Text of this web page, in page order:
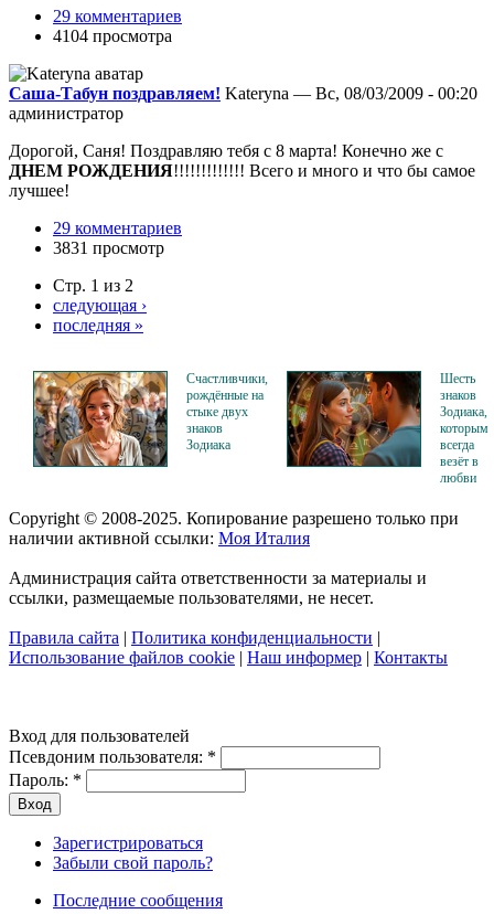
29 комментариев
4104 просмотра
Саша-Табун поздравляем! Kateryna — Вс, 08/03/2009 - 00:20
администратор
Дорогой, Саня! Поздравляю тебя с 8 марта! Конечно же с
ДНЕМ РОЖДЕНИЯ!!!!!!!!!!!!! Всего и много и что бы самое
лучшее!
29 комментариев
3831 просмотр
Стр. 1 из 2
следующая ›
последняя »
Счастливчики,
рождённые на
стыке двух
знаков
Зодиака
Шесть
знаков
Зодиака,
которым
всегда
везёт в
любви
Copyright © 2008-2025. Копирование разрешено только при
наличии активной ссылки: Моя Италия
Администрация сайта ответственности за материалы и
ссылки, размещаемые пользователями, не несет.
Правила сайта | Политика конфиденциальности |
Использование файлов cookie | Наш информер | Контакты
Вход для пользователей
Псевдоним пользователя: *
Пароль: *
Зарегистрироваться
Забыли свой пароль?
Последние сообщения